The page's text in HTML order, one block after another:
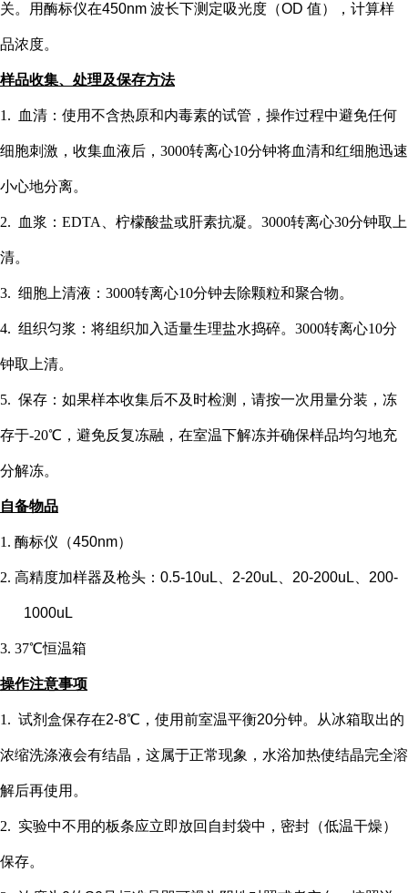
关。用酶标仪在450nm 波长下测定吸光度（OD 值），计算样
品浓度。
样品收集、处理及保存方法
1. 血清：使用不含热原和内毒素的试管，操作过程中避免任何
细胞刺激，收集血液后，3000转离心10分钟将血清和红细胞迅速
小心地分离。
2. 血浆：EDTA、柠檬酸盐或肝素抗凝。3000转离心30分钟取上
清。
3. 细胞上清液：3000转离心10分钟去除颗粒和聚合物。
4. 组织匀浆：将组织加入适量生理盐水捣碎。3000转离心10分
钟取上清。
5. 保存：如果样本收集后不及时检测，请按一次用量分装，冻
存于-20℃，避免反复冻融，在室温下解冻并确保样品均匀地充
分解冻。
自备物品
1. 酶标仪（450nm）
2. 高精度加样器及枪头： 0.5-10uL、2-20uL、20-200uL、200-
1000uL
3. 37℃恒温箱
操作注意事项
1. 试剂盒保存在2-8℃，使用前室温平衡20分钟。从冰箱取出的
浓缩洗涤液会有结晶，这属于正常现象，水浴加热使结晶完全溶
解后再使用。
2. 实验中不用的板条应立即放回自封袋中，密封（低温干燥）
保存。